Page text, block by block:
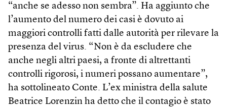
“anche se adesso non sembra”. Ha aggiunto che
l’aumento del numero dei casi è dovuto ai
maggiori controlli fatti dalle autorità per rilevare la
presenza del virus. “Non è da escludere che
anche negli altri paesi, a fronte di altrettanti
controlli rigorosi, i numeri possano aumentare”,
ha sottolineato Conte. L’ex ministra della salute
Beatrice Lorenzin ha detto che il contagio è stato